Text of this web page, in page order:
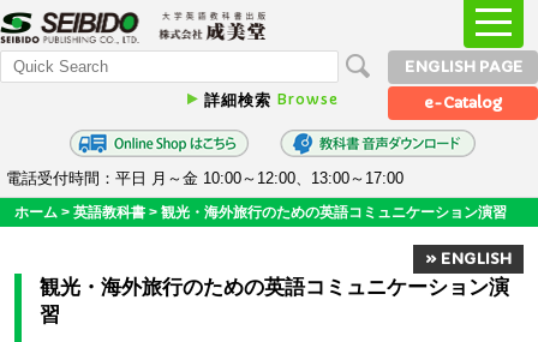
詳細検索 Browse
ENGLISH PAGE
e-Catalog
電話受付時間：平日 月～金 10:00～12:00、13:00～17:00
ホーム > 英語教科書 > 観光・海外旅行のための英語コミュニケーション演習
» ENGLISH
観光・海外旅行のための英語コミュニケーション演
習